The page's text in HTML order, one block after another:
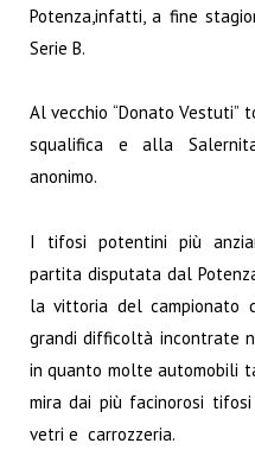
Potenza,infatti, a fine
Serie B.
Al vecchio “Donato Vestuti”
squalifica e alla
anonimo.
I tifosi potentini più
partita disputata dal
la vittoria del campionato
grandi difficoltà incontrate
in quanto molte automobili
mira dai più facinorosi
vetri e carrozzeria.